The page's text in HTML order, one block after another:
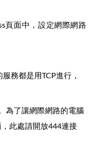
頁面中，設定網際網路
務都是用TCP進行，
為了讓網際網路的電腦
此處請開放444連接